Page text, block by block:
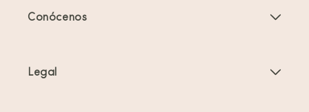
Ofertas y promociones
Conócenos
Legal